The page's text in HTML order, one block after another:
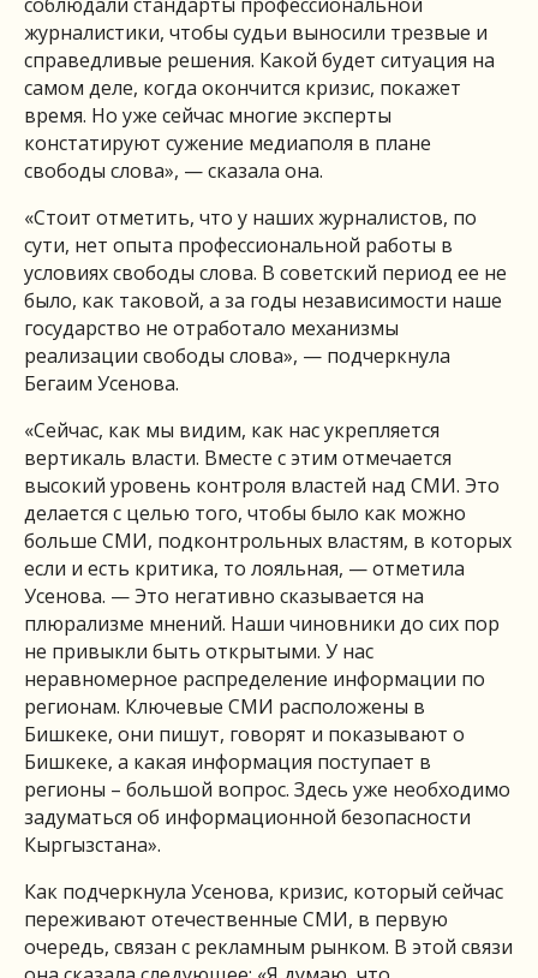
журналистики, чтобы судьи выносили трезвые и
справедливые решения. Какой будет ситуация на
самом деле, когда окончится кризис, покажет
время. Но уже сейчас многие эксперты
констатируют сужение медиаполя в плане
свободы слова», — сказала она.
«Стоит отметить, что у наших журналистов, по
сути, нет опыта профессиональной работы в
условиях свободы слова. В советский период ее не
было, как таковой, а за годы независимости наше
государство не отработало механизмы
реализации свободы слова», — подчеркнула
Бегаим Усенова.
«Сейчас, как мы видим, как нас укрепляется
вертикаль власти. Вместе с этим отмечается
высокий уровень контроля властей над СМИ. Это
делается с целью того, чтобы было как можно
больше СМИ, подконтрольных властям, в которых
если и есть критика, то лояльная, — отметила
Усенова. — Это негативно сказывается на
плюрализме мнений. Наши чиновники до сих пор
не привыкли быть открытыми. У нас
неравномерное распределение информации по
регионам. Ключевые СМИ расположены в
Бишкеке, они пишут, говорят и показывают о
Бишкеке, а какая информация поступает в
регионы – большой вопрос. Здесь уже необходимо
задуматься об информационной безопасности
Кыргызстана».
Как подчеркнула Усенова, кризис, который сейчас
переживают отечественные СМИ, в первую
очередь, связан с рекламным рынком. В этой связи